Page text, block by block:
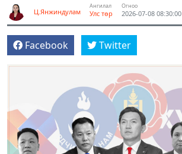
Ц.Янжиндулам
Ангилал
Улс төр
Огноо
2026-07-08 08:30:00
Facebook Twitter